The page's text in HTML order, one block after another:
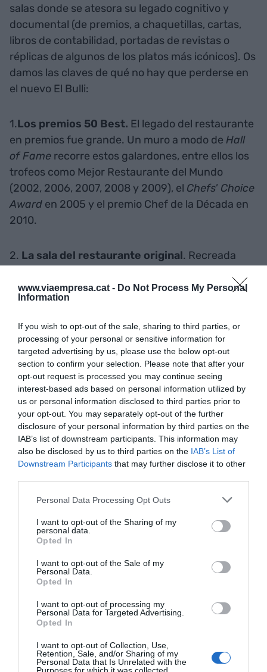
www.viaempresa.cat - Do Not Process My Personal
Information
If you wish to opt-out of the sale, sharing to third parties, or
processing of your personal or sensitive information for
targeted advertising by us, please use the below opt-out
section to confirm your selection. Please note that after your
opt-out request is processed you may continue seeing
interest-based ads based on personal information utilized by
us or personal information disclosed to third parties prior to
your opt-out. You may separately opt-out of the further
disclosure of your personal information by third parties on the
IAB’s list of downstream participants. This information may
also be disclosed by us to third parties on the IAB’s List of
Downstream Participants that may further disclose it to other
Personal Data Processing Opt Outs
I want to opt-out of the Sharing of my
personal data.
Opted In
I want to opt-out of the Sale of my
Personal Data.
Opted In
I want to opt-out of processing my
Personal Data for Targeted Advertising.
Opted In
I want to opt-out of Collection, Use,
Retention, Sale, and/or Sharing of my
Personal Data that Is Unrelated with the
salas donde se atesora su legado cognitivo y
documental (de premios, a chaquetillas, cartas,
libros de contabilidad, portadas de revistas o
réplicas de algunos de los platos más icónicos). Os
damos las claves de qué no hay que perderse en
el nuevo El Bulli:
1.Los premios 50 Best. El legado del restaurante
en premios fue grande. Un muro a modo de Hall
of Fame recorre estos galardones, entre ellos los
trofeos como Mejor Restaurante del Mundo
(2002, 2006, 2007, 2008 y 2009), el Chefs' Choice
Award en 2005 y el premio Chef de la Década en
2010.
2. La sala del restaurante original. Recreada
servicio: con copas, vajillas y platos en un iPad.
3. El rincón dedicado a Japón. Japón y la íntima
relación que establecieron Ferran Adrià, Albert y
el elenco de El Bulli con el matrimonio Ishida
fueron un oxígeno creativo. El matrimonio, que, a
sus 60 años, nunca había viajado fuera de Japón,
peregrinaron hasta Cala Montjoi para comer y
(después) volver para cocinar.
4.Las pinzas. Uno de los frutos de esa
admiración mutua por Japón y su culinaria fue la
metálicas que cociesen la comida con precisión.
Hoy mundialmente conocidas y usadas en todas
las cocinas, han modificado incluso las
propio.
El Bulli (y Adrià) a través de las revistas. El
panel con todas las revistas (y son muchas) donde
restaurante fuero creciendo en impacto
internacional y nacional.